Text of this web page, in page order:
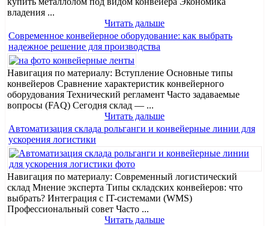
владения ...
Читать дальше
Современное конвейерное оборудование: как выбрать
надежное решение для производства
Навигация по материалу: Вступление Основные типы
конвейеров Сравнение характеристик конвейерного
оборудования Технический регламент Часто задаваемые
вопросы (FAQ) Сегодня склад — ...
Читать дальше
Автоматизация склада рольганги и конвейерные линии для
ускорения логистики
Навигация по материалу: Современный логистический
склад Мнение эксперта Типы складских конвейеров: что
выбрать? Интеграция с IT-системами (WMS)
Профессиональный совет Часто ...
Читать дальше